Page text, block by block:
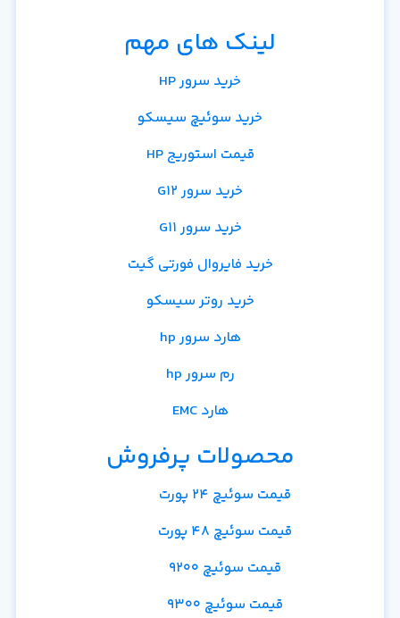
لینک های مهم
خرید سرور HP
خرید سوئیچ سیسکو
قیمت استوریج HP
خرید سرور G12
خرید سرور G11
خرید فایروال فورتی گیت
خرید روتر سیسکو
هارد سرور hp
رم سرور hp
هارد EMC
محصولات پرفروش
قیمت سوئیچ 24 پورت
قیمت سوئیچ 48 پورت
قیمت سوئیچ 9200
قیمت سوئیچ 9300